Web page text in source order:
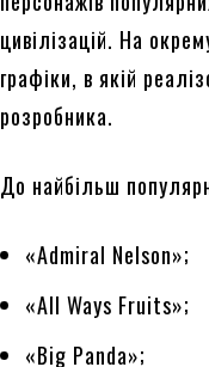
цивілізацій. На
графіки, в якій
розробника.
До найбільш
«Admiral Nelson»;
«All Ways Fruits»;
«Big Panda»;